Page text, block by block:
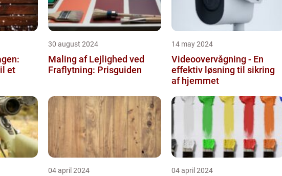
et
30 august 2024
Maling af Lejlighed ved
Fraflytning: Prisguiden
14 may 2024
Videoovervågning - En
effektiv løsning til sikring
af hjemmet
04 april 2024 04 april 2024